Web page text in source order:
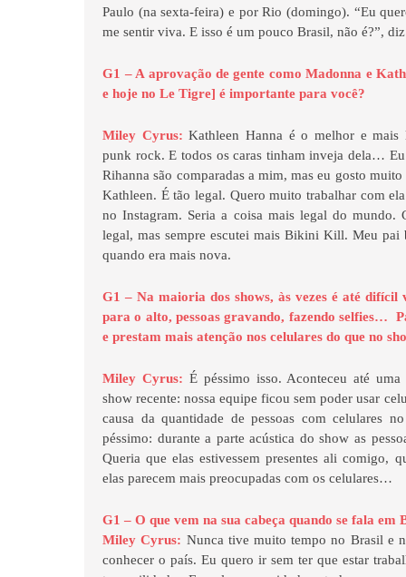
Paulo (na sexta-feira) e por Rio (domingo). “Eu
me sentir viva. E isso é um pouco Brasil, não é?”,
G1 – A aprovação de gente como Madonna e
e hoje no Le Tigre] é importante para você?
Miley Cyrus: Kathleen Hanna é o melhor e
punk rock. E todos os caras tinham inveja dela…
Rihanna são comparadas a mim, mas eu gosto
Kathleen. É tão legal. Quero muito trabalhar com
no Instagram. Seria a coisa mais legal do mundo.
legal, mas sempre escutei mais Bikini Kill. Meu pai
quando era mais nova.
G1 – Na maioria dos shows, às vezes é até difícil
para o alto, pessoas gravando, fazendo selfies…
e prestam mais atenção nos celulares do que no
Miley Cyrus: É péssimo isso. Aconteceu até
show recente: nossa equipe ficou sem poder usar
causa da quantidade de pessoas com celulares
péssimo: durante a parte acústica do show as
Queria que elas estivessem presentes ali comigo,
elas parecem mais preocupadas com os celulares…
G1 – O que vem na sua cabeça quando se fala em
Miley Cyrus: Nunca tive muito tempo no Brasil e
conhecer o país. Eu quero ir sem ter que estar